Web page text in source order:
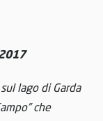
lago di Garda
che